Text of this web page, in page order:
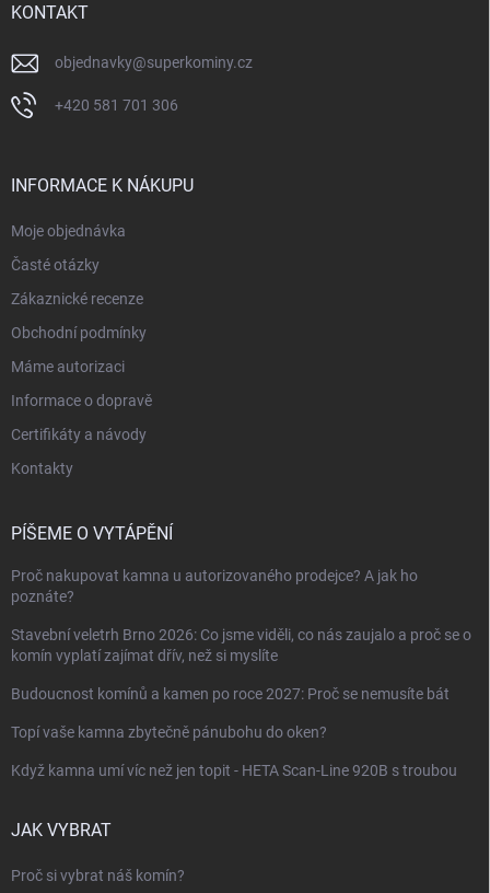
KONTAKT
objednavky@superkominy.cz
+420 581 701 306
INFORMACE K NÁKUPU
Moje objednávka
Časté otázky
Zákaznické recenze
Obchodní podmínky
Máme autorizaci
Informace o dopravě
Certifikáty a návody
Kontakty
PÍŠEME O VYTÁPĚNÍ
Proč nakupovat kamna u autorizovaného prodejce? A jak ho
poznáte?
Stavební veletrh Brno 2026: Co jsme viděli, co nás zaujalo a proč se o
komín vyplatí zajímat dřív, než si myslíte
Budoucnost komínů a kamen po roce 2027: Proč se nemusíte bát
Topí vaše kamna zbytečně pánubohu do oken?
Když kamna umí víc než jen topit - HETA Scan-Line 920B s troubou
JAK VYBRAT
Proč si vybrat náš komín?